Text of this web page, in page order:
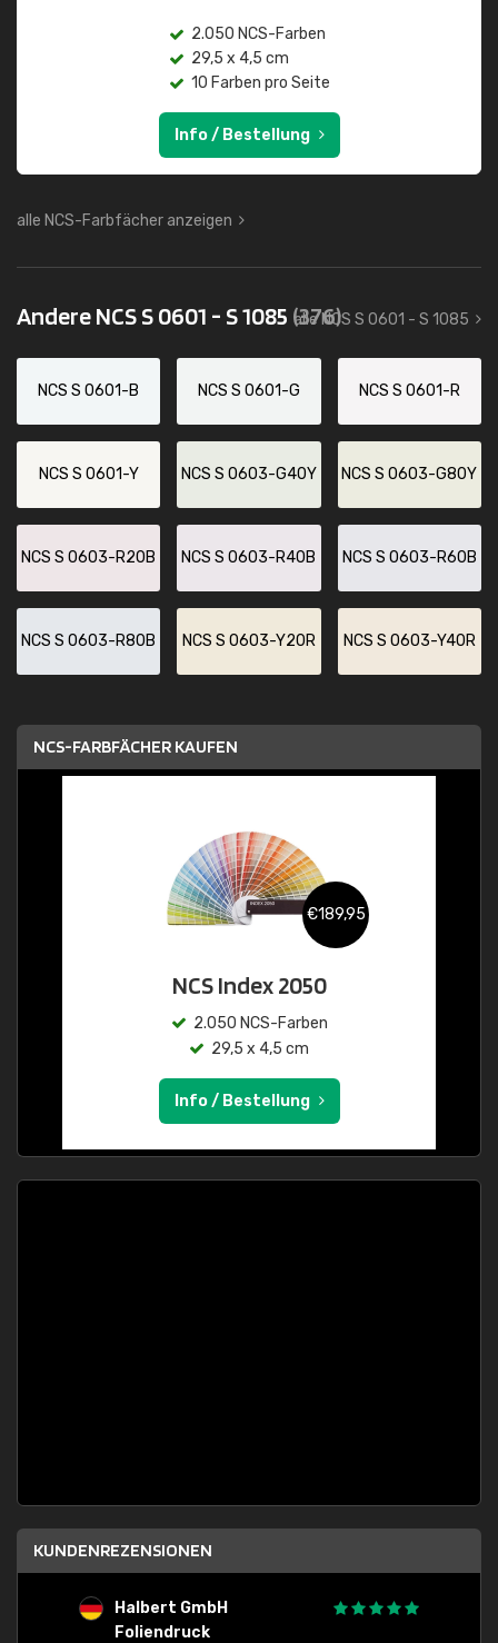
2.050 NCS-Farben
29,5 x 4,5 cm
10 Farben pro Seite
Info / Bestellung
alle NCS-Farbfächer anzeigen
Andere NCS S 0601 - S 1085 (376)
alle NCS S 0601 - S 1085
NCS S 0601-B NCS S 0601-G NCS S 0601-R
NCS S 0601-Y NCS S 0603-G40Y NCS S 0603-G80Y
NCS S 0603-R20B NCS S 0603-R40B NCS S 0603-R60B
NCS S 0603-R80B NCS S 0603-Y20R NCS S 0603-Y40R
NCS-FARBFÄCHER KAUFEN
€189,95
NCS Index 2050
2.050 NCS-Farben
29,5 x 4,5 cm
Info / Bestellung
KUNDENREZENSIONEN
Halbert GmbH
Foliendruck